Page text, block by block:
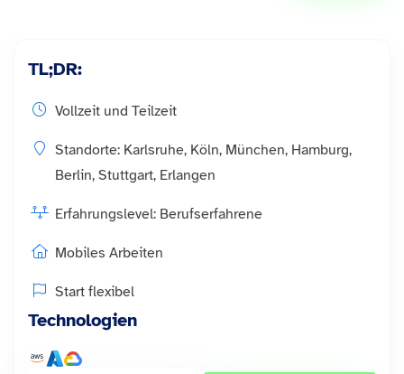
TL;DR:
Vollzeit und Teilzeit
Standorte: Karlsruhe, Köln, München, Hamburg,
Berlin, Stuttgart, Erlangen
Erfahrungslevel: Berufserfahrene
Mobiles Arbeiten
Start flexibel
Technologien